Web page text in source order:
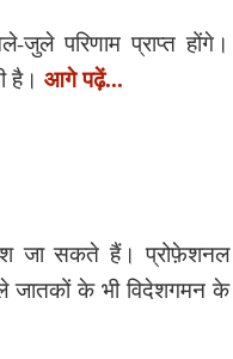
जुले परिणाम प्राप्त होंगे।
है। आगे पढ़ें...
जा सकते हैं। प्रोफ़ेशनल
जातकों के भी विदेशगमन के